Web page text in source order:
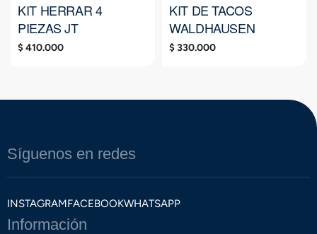
KIT HERRAR 4
PIEZAS JT
$410.000
KIT DE TACOS
WALDHAUSEN
$330.000
Síguenos en redes
INSTAGRAMFACEBOOKWHATSAPP
Información